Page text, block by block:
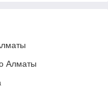
Алматы